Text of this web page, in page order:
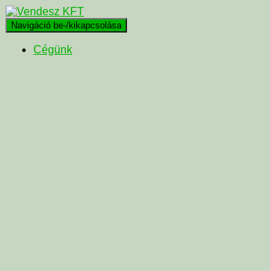
Navigáció be-/kikapcsolása
Cégünk